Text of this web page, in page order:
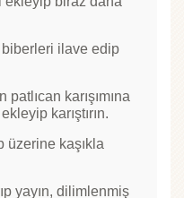
biberleri ilave edip
patlıcan karışımına
karıştırın.
üzerine kaşıkla
yayın, dilimlenmiş